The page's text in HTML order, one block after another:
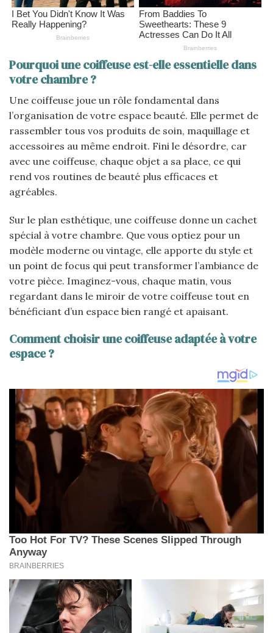
Pourquoi une coiffeuse est-elle essentielle dans
votre chambre ?
Une coiffeuse joue un rôle fondamental dans
l’organisation de votre espace beauté. Elle permet de
rassembler tous vos produits de soin, maquillage et
accessoires au même endroit. Fini le désordre, car
avec une coiffeuse, chaque objet a sa place, ce qui
rend vos routines de beauté plus efficaces et
agréables.
Sur le plan esthétique, une coiffeuse donne un cachet
spécial à votre chambre. Que vous optiez pour un
modèle moderne ou vintage, elle apporte du style et
un point de focus qui peut transformer l’ambiance de
votre pièce. Imaginez-vous, chaque matin, vous
regardant dans le miroir de votre coiffeuse tout en
bénéficiant d’un espace bien rangé et apaisant.
Comment choisir une coiffeuse adaptée à votre
espace ?